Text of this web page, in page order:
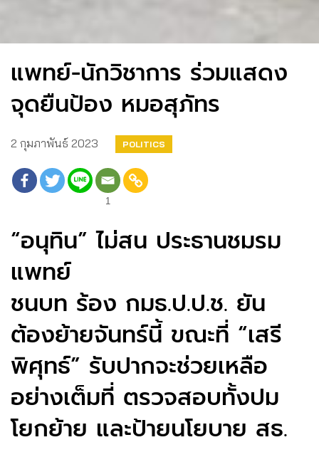
แพทย์-นักวิชาการ ร่วมแสดง
จุดยืนป้อง หมอสุภัทร
2 กุมภาพันธ์ 2023 POLITICS
1
“อนุทิน” ไม่สน ประธานชมรม
แพทย์
ชนบท ร้อง กมธ.ป.ป.ช. ยัน
ต้องย้ายจันทร์นี้ ขณะที่ “เสรี
พิศุทธ์” รับปากจะช่วยเหลือ
อย่างเต็มที่ ตรวจสอบทั้งปม
โยกย้าย และป้ายนโยบาย สธ.